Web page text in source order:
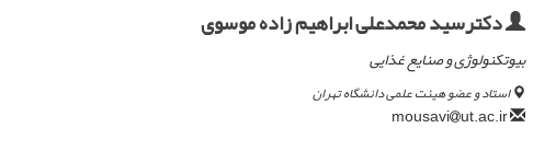
دکترسید محمدعلی ابراهیم زاده موسوی
بیوتکنولوژی و صنایع غذایی
استاد و عضو هیئت علمی دانشگاه تهران
ut.ac.ir